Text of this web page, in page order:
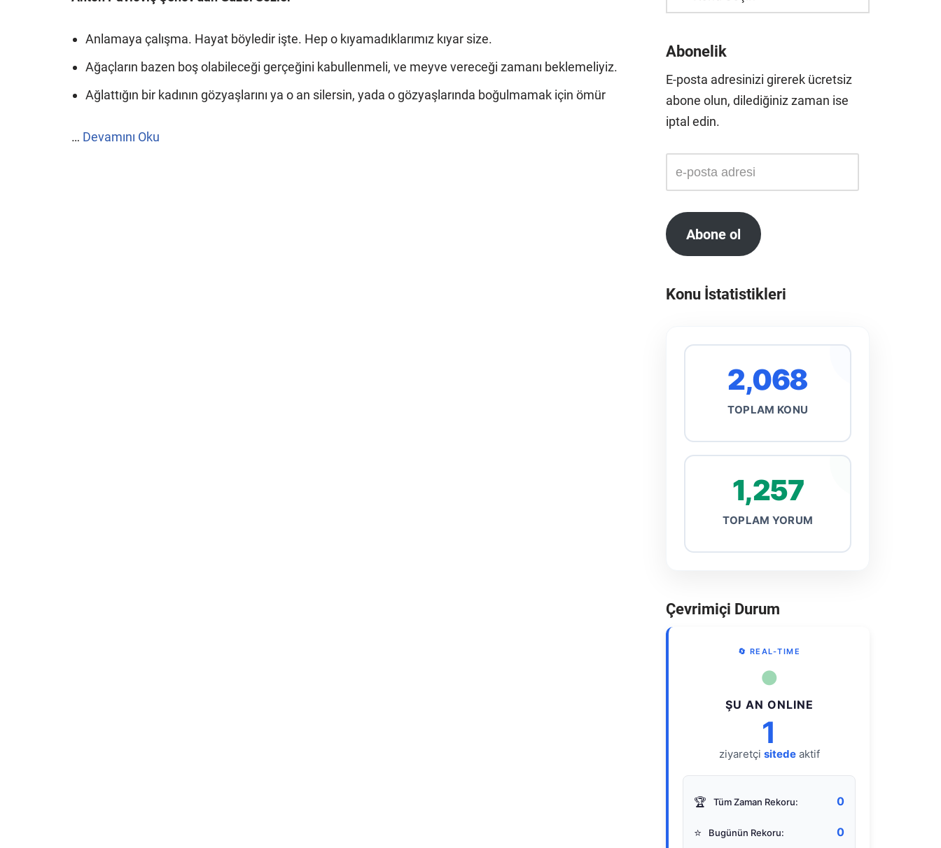
Anlamaya çalışma. Hayat böyledir işte. Hep o kıyamadıklarımız kıyar size.
Ağaçların bazen boş olabileceği gerçeğini kabullenmeli, ve meyve vereceği zamanı beklemeliyiz.
Ağlattığın bir kadının gözyaşlarını ya o an silersin, yada o gözyaşlarında boğulmamak için ömür
… Devamını Oku
Abonelik
E-posta adresinizi girerek ücretsiz
abone olun, dilediğiniz zaman ise
iptal edin.
Abone ol
Konu İstatistikleri
2,068
TOPLAM KONU
1,257
TOPLAM YORUM
Çevrimiçi Durum
🔄 REAL-TIME
●
ŞU AN ONLINE
1
ziyaretçi sitedeaktif
🏆 Tüm Zaman Rekoru: 0
⭐ Bugünün Rekoru: 0